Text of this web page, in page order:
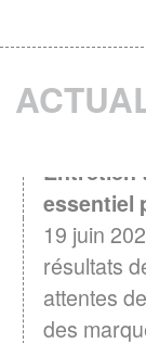
Entretien
essentiel
19 juin
résultats
attentes
des